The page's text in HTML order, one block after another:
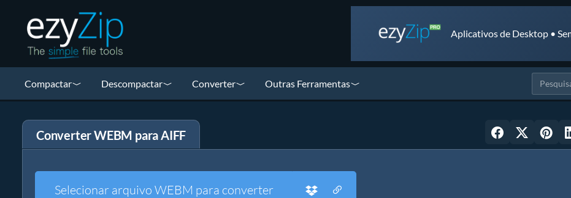
Aplicativos de Desktop •
Compactar Descompactar Converter Outras Ferramentas
Converter WEBM para AIFF
Selecionar arquivo WEBM para converter